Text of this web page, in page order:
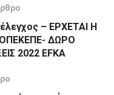
– ΕΡΧΕΤΑΙ Η
ΔΩΡΟ
2022 EFKA